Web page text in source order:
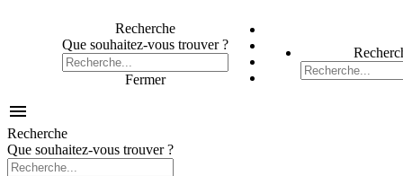
Recherche
Que souhaitez-vous trouver ?
Fermer

Recherche
Que souhaitez-vous trouver ?